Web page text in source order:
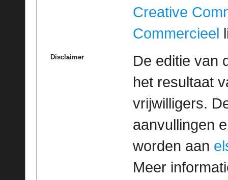
Creative
Commercieel
Disclaimer
De editie van
het resultaat
vrijwilligers.
aanvullingen
worden aan
Meer